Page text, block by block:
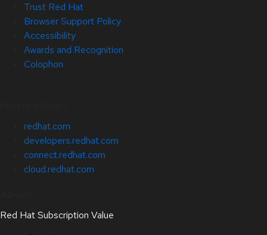
Trust Red Hat
Browser Support Policy
Accessibility
Awards and Recognition
Colophon
redhat.com
developers.redhat.com
connect.redhat.com
cloud.redhat.com
Red Hat Subscription Value